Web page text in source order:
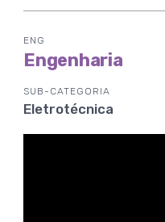
ENG
Engenharia
SUB-CATEGORIA
Eletrotécnica